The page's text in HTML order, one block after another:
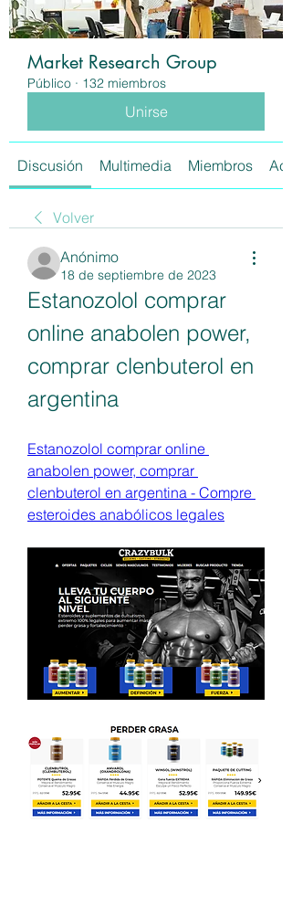
Market Research Group
Público · 132 miembros
Unirse
Discusión Multimedia Miembros
Volver
Anónimo
18 de septiembre de 2023
Estanozolol comprar
online anabolen power,
comprar clenbuterol en
argentina
Estanozolol comprar online
anabolen power, comprar
clenbuterol en argentina - Compre
esteroides anabólicos legales